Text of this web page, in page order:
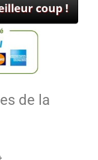
de la